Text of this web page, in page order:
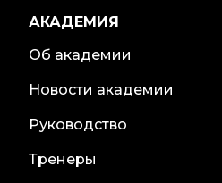
АКАДЕМИЯ
Об академии
Новости академии
Руководство
Тренеры